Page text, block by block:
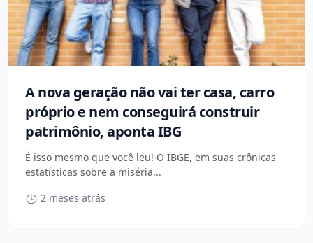
A nova geração não vai ter casa, carro
próprio e nem conseguirá construir
patrimônio, aponta IBG
É isso mesmo que você leu! O IBGE, em suas crônicas
estatísticas sobre a miséria...
2 meses atrás